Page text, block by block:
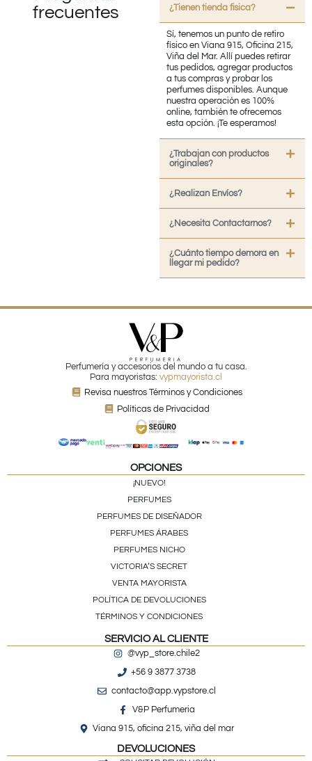
frecuentes
¿Tienen tienda fisica?
Sí, tenemos un punto de retiro
físico en Viana 915, Oficina 215,
Viña del Mar. Allí puedes retirar
tus pedidos, agregar productos
a tus compras y probar los
perfumes disponibles. Aunque
nuestra operación es 100%
online, también te ofrecemos
esta opción. ¡Te esperamos!
¿Trabajan con productos
originales?
¿Realizan Envíos?
¿Necesita Contactarnos?
¿Cuánto tiempo demora en
llegar mi pedido?
Perfumería y accesorios del mundo a tu casa.
Para mayoristas: vypmayorista.cl
Revisa nuestros Términos y Condiciones
Políticas de Privacidad
OPCIONES
¡NUEVO!
PERFUMES
PERFUMES DE DISEÑADOR
PERFUMES ÁRABES
PERFUMES NICHO
VICTORIA’S SECRET
VENTA MAYORISTA
POLÍTICA DE DEVOLUCIONES
TÉRMINOS Y CONDICIONES
SERVICIO AL CLIENTE
@vyp_store.chile2
+56 9 3877 3738
contacto@app.vypstore.cl
V&P Perfumeria
Viana 915, oficina 215, viña del mar
DEVOLUCIONES